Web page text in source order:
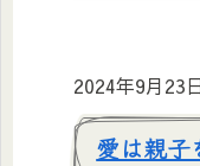
2024年9月23
愛は親子